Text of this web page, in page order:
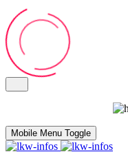
Mobile Menu Toggle